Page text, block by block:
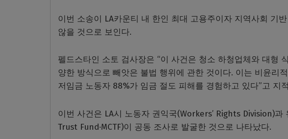
이번 소송이 LA카운티 내 한인 최대 고용주이자 지역사회 기
않을 것으로 보인다.
펠드스타인 소토 검사장은 “이 사건은 청소 하청업체와 대형
양한 방식으로 빼앗은 불법 행위에 관한 것이다. 이는 비윤리
저임금 노동자 88%가 임금 절도 피해를 경험하고 있다”고 지
이번 사건은 LA시 노동자 권익국(Workers’ Rights Division)
Trust Fund·MCTF)이 공동 조사로 발굴한 것으로 나타났다.